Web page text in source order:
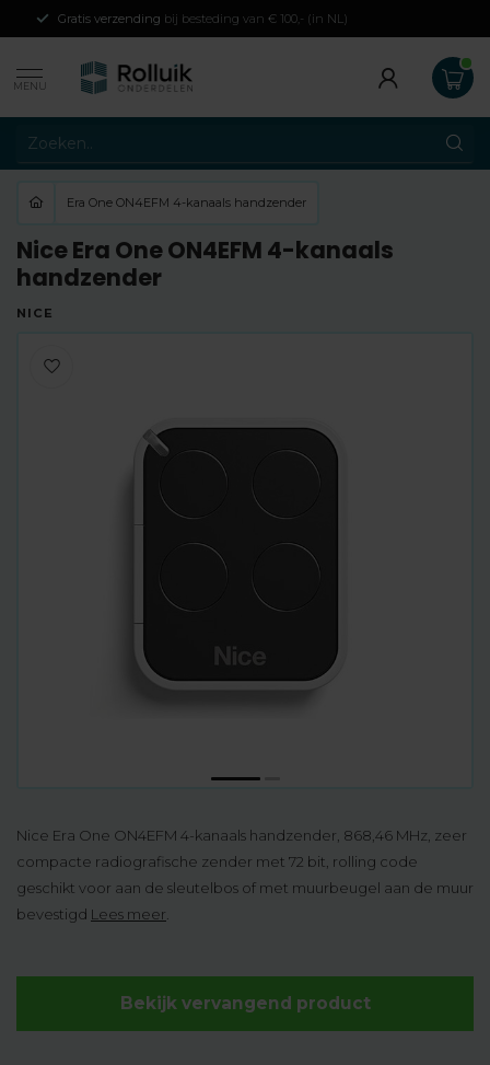
Gratis verzending bij besteding van € 100,- (in NL)
MENU
Era One ON4EFM 4-kanaals handzender
Nice Era One ON4EFM 4-kanaals
handzender
NICE
Nice Era One ON4EFM 4-kanaals handzender, 868,46 MHz, zeer
compacte radiografische zender met 72 bit, rolling code
geschikt voor aan de sleutelbos of met muurbeugel aan de muur
bevestigd Lees meer
Bekijk vervangend product